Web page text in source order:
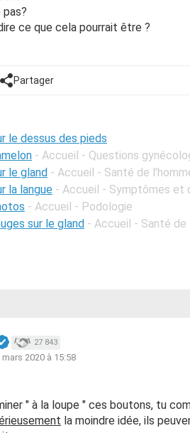
pas?
ce que cela pourrait être ?
Partager
le dessus des pieds
- Accueil - Questions
le gland - Accueil - Santé de
la langue - Accueil - Symptômes et
- Accueil - Podologie
sur le gland - Accueil - Santé de
27 843
2020 à 15:58
" à la loupe " ces boutons, tu
la moindre idée, ils